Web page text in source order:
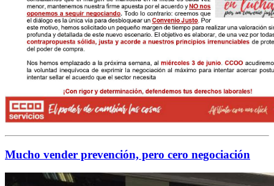
Mucho vender prevención, pero cero negociación